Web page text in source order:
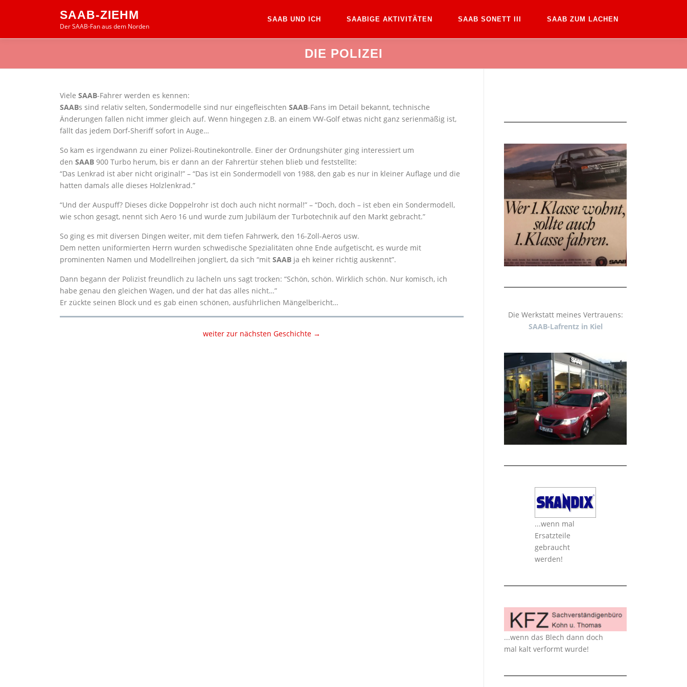
SAAB-ZIEHM
Der SAAB-Fan aus dem Norden
SAAB UND ICH SAABIGE AKTIVITÄTEN SAAB SONETT III SAAB ZUM LACHEN
DIE POLIZEI
Viele SAAB-Fahrer werden es kennen:
SAABs sind relativ selten, Sondermodelle sind nur eingefleischten SAAB-Fans im Detail bekannt, technische
Änderungen fallen nicht immer gleich auf. Wenn hingegen z.B. an einem VW-Golf etwas nicht ganz serienmäßig ist,
fällt das jedem Dorf-Sheriff sofort in Auge…
So kam es irgendwann zu einer Polizei-Routinekontrolle. Einer der Ordnungshüter ging interessiert um
den SAAB 900 Turbo herum, bis er dann an der Fahrertür stehen blieb und feststellte:
“Das Lenkrad ist aber nicht original!” – “Das ist ein Sondermodell von 1988, den gab es nur in kleiner Auflage und die
hatten damals alle dieses Holzlenkrad.”
“Und der Auspuff? Dieses dicke Doppelrohr ist doch auch nicht normal!” – “Doch, doch – ist eben ein Sondermodell,
wie schon gesagt, nennt sich Aero 16 und wurde zum Jubiläum der Turbotechnik auf den Markt gebracht.”
So ging es mit diversen Dingen weiter, mit dem tiefen Fahrwerk, den 16-Zoll-Aeros usw.
Dem netten uniformierten Herrn wurden schwedische Spezialitäten ohne Ende aufgetischt, es wurde mit
prominenten Namen und Modellreihen jongliert, da sich “mit SAAB ja eh keiner richtig auskennt”.
Dann begann der Polizist freundlich zu lächeln uns sagt trocken: “Schön, schön. Wirklich schön. Nur komisch, ich
habe genau den gleichen Wagen, und der hat das alles nicht…”
Er zückte seinen Block und es gab einen schönen, ausführlichen Mängelbericht…
weiter zur nächsten Geschichte →
Die Werkstatt meines Vertrauens:
SAAB-Lafrentz in Kiel
...wenn mal
Ersatzteile
gebraucht
werden!
...wenn das Blech dann doch
mal kalt verformt wurde!